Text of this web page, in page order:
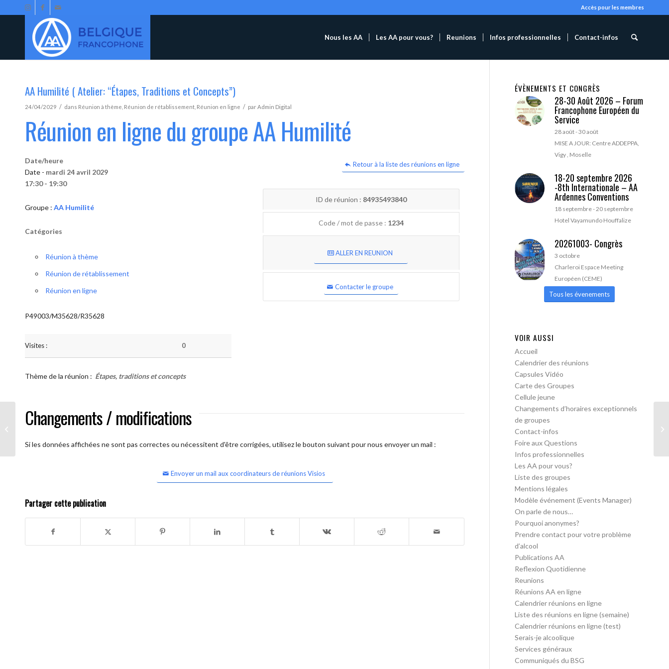
Accès pour les membres
Nous les AA Les AA pour vous? Reunions Infos professionnelles Contact-infos
AA Humilité ( Atelier: “Étapes, Traditions et Concepts”)
24/04/2029 / dans Réunion à thème Réunion de rétablissement Réunion en ligne / parAdmin Digital
Réunion en ligne du groupe AA Humilité
Retour à la liste des réunions en ligne
Date/heure
Date - mardi 24 avril 2029
17:30 - 19:30
Groupe : AA Humilité
Catégories
Réunion à thème
Réunion de rétablissement
Réunion en ligne
P49003/M35628/R35628
Visites : 0
ID de réunion : 84935493840
Code / mot de passe : 1234
ALLER EN REUNION
Contacter le groupe
Thème de la réunion : Étapes, traditions et concepts
Changements / modifications
Si les données affichées ne sont pas correctes ou nécessitent d'être corrigées, utilisez le bouton suivant pour nous envoyer un mail :
Envoyer un mail aux coordinateurs de réunions Visios
Partager cette publication
ÉVÈNEMENTS ET CONGRÈS
28-30 Août 2026 – Forum
Francophone Européen du
Service
28 août-30 août
MISE A JOUR: Centre ADDEPPA,
Vigy , Moselle
18-20 septembre 2026
-8th Internationale – AA
Ardennes Conventions
18 septembre-20 septembre
Hotel Vayamundo Houffalize
20261003- Congrès
3 octobre
Charleroi Espace Meeting
Européen (CEME)
Tous les évenements
VOIR AUSSI
Accueil
Calendrier des réunions
Capsules Vidéo
Carte des Groupes
Cellule jeune
Changements d’horaires exceptionnels
de groupes
Contact-infos
Foire aux Questions
Infos professionnelles
Les AA pour vous?
Liste des groupes
Mentions légales
Modèle événement (Events Manager)
On parle de nous…
Pourquoi anonymes?
Prendre contact pour votre problème
d’alcool
Publications AA
Reflexion Quotidienne
Reunions
Réunions AA en ligne
Calendrier réunions en ligne
Liste des réunions en ligne (semaine)
Calendrier réunions en ligne (test)
Serais-je alcoolique
Services généraux
Communiqués du BSG
AA Humilité ( Atelier: “Étapes,